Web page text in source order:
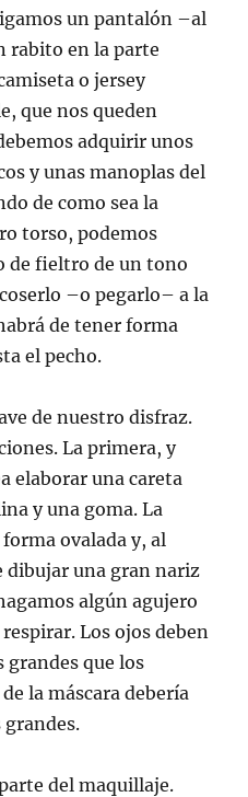
un pantalón –al
rabito en la parte
o jersey
que nos queden
adquirir unos
y unas manoplas del
de como sea la
torso, podemos
de fieltro de un tono
–o pegarlo– a la
de tener forma
el pecho.
de nuestro disfraz.
La primera, y
elaborar una careta
y una goma. La
ovalada y, al
dibujar una gran nariz
algún agujero
Los ojos deben
grandes que los
la máscara debería
del maquillaje.